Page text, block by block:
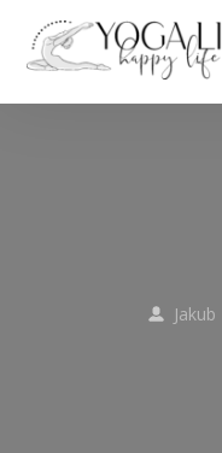
Jakub